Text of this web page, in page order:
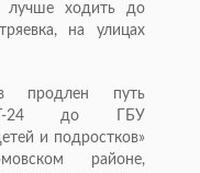
лучше ходить до
на улицах
продлен путь
Т-24 до ГБУ
и подростков»
районе,